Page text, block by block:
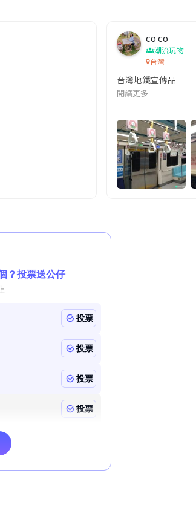
畫,故事主軸圍繞女主角柳寶娜 —— 表面上是一
co co
潮流玩物
台灣
台灣地鐵宣傳品
閱讀更多